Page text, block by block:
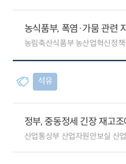
농식품부, 폭염·가뭄 관련
농림축산식품부 농산업혁신정
석유
정부, 중동정세 긴장 재고
산업통상부 산업자원안보실 산